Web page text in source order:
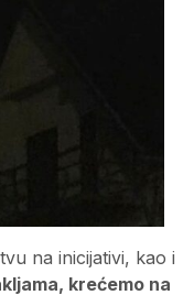
na inicijativi, kao i
krećemo na